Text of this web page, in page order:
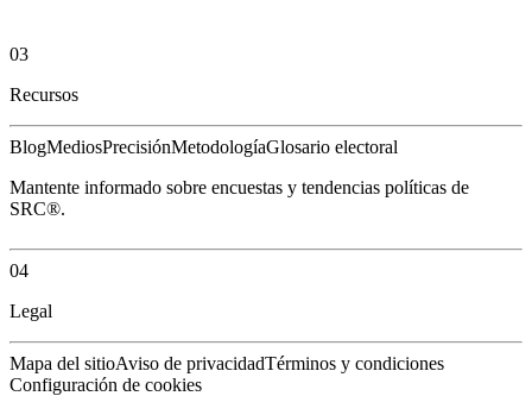
03
Recursos
BlogMediosPrecisiónMetodologíaGlosario electoral
Mantente informado sobre encuestas y tendencias políticas de
SRC®.
04
Legal
Mapa del sitioAviso de privacidadTérminos y condiciones
Configuración de cookies